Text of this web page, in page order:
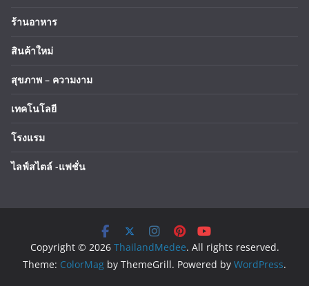
ร้านอาหาร
สินค้าใหม่
สุขภาพ – ความงาม
เทคโนโลยี
โรงแรม
ไลฟ์สไตล์ -แฟชั่น
Copyright © 2026 ThailandMedee. All rights reserved.
Theme: ColorMag by ThemeGrill. Powered by WordPress.